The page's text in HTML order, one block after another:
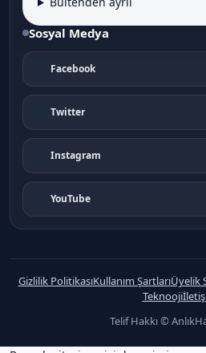
Sosyal Medya
Facebook
Twitter
Instagram
YouTube
Gizlilik PolitikasıKullanım ŞartlarıÜyelik
Teknooji
Telif Hakkı ©